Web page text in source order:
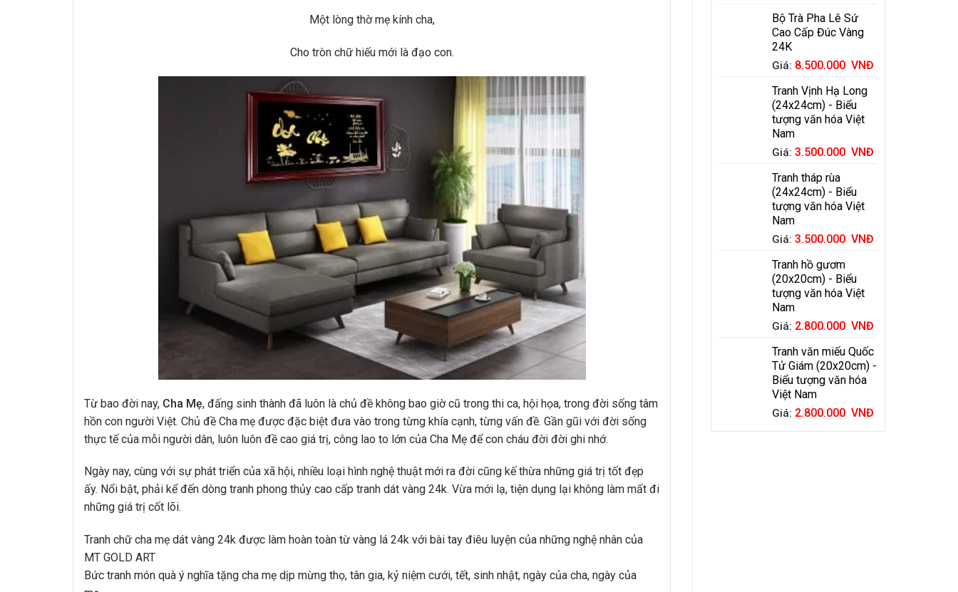
Bộ Trà Pha Lê Sứ
Cao Cấp Đúc Vàng
24K
Giá: 8.500.000 VNĐ
Tranh Vịnh Hạ Long
(24x24cm) - Biểu
tượng văn hóa Việt
Nam
Giá: 3.500.000 VNĐ
Tranh tháp rùa
(24x24cm) - Biểu
tượng văn hóa Việt
Nam
Giá: 3.500.000 VNĐ
Tranh hồ gươm
(20x20cm) - Biểu
tượng văn hóa Việt
Nam
Giá: 2.800.000 VNĐ
Tranh văn miếu Quốc
Tử Giám (20x20cm) -
Biểu tượng văn hóa
Việt Nam
Giá: 2.800.000 VNĐ
Một lòng thờ mẹ kính cha,
Cho tròn chữ hiếu mới là đạo con.
Từ bao đời nay, Cha Mẹ, đấng sinh thành đã luôn là chủ đề không bao giờ cũ trong thi ca, hội họa, trong đời sống tâm
hồn con người Việt. Chủ đề Cha mẹ được đặc biệt đưa vào trong từng khía cạnh, từng vấn đề. Gần gũi với đời sống
thực tế của mỗi người dân, luôn luôn đề cao giá trị, công lao to lớn của Cha Mẹ để con cháu đời đời ghi nhớ.
Ngày nay, cùng với sự phát triển của xã hội, nhiều loại hình nghệ thuật mới ra đời cũng kế thừa những giá trị tốt đẹp
ấy. Nổi bật, phải kể đến dòng tranh phong thủy cao cấp tranh dát vàng 24k. Vừa mới lạ, tiện dụng lại không làm mất đi
những giá trị cốt lõi.
Tranh chữ cha mẹ dát vàng 24k được làm hoàn toàn từ vàng lá 24k với bài tay điêu luyện của những nghệ nhân của
MT GOLD ART
Bức tranh món quà ý nghĩa tặng cha mẹ dịp mừng thọ, tân gia, kỷ niệm cưới, tết, sinh nhật, ngày của cha, ngày của